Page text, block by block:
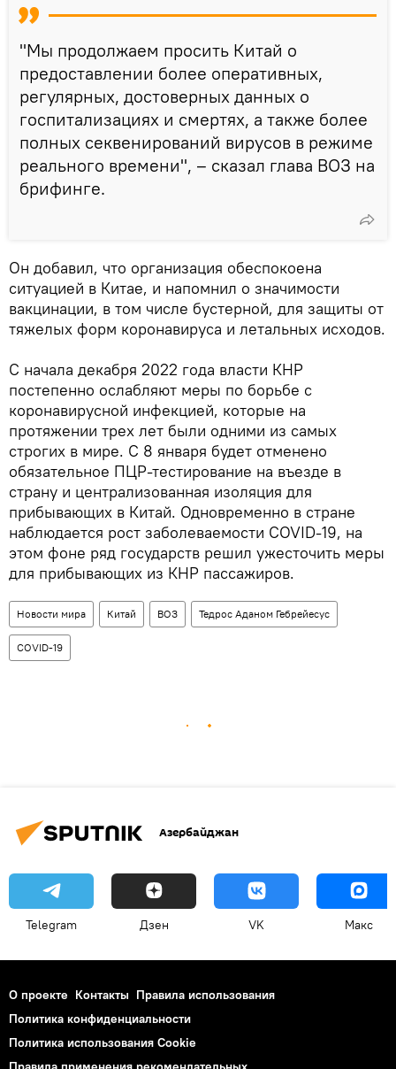
"Мы продолжаем просить Китай о
предоставлении более оперативных,
регулярных, достоверных данных о
госпитализациях и смертях, а также более
полных секвенирований вирусов в режиме
реального времени", – сказал глава ВОЗ на
брифинге.
Он добавил, что организация обеспокоена
ситуацией в Китае, и напомнил о значимости
вакцинации, в том числе бустерной, для защиты от
тяжелых форм коронавируса и летальных исходов.
С начала декабря 2022 года власти КНР
постепенно ослабляют меры по борьбе с
коронавирусной инфекцией, которые на
протяжении трех лет были одними из самых
строгих в мире. С 8 января будет отменено
обязательное ПЦР-тестирование на въезде в
страну и централизованная изоляция для
прибывающих в Китай. Одновременно в стране
наблюдается рост заболеваемости COVID-19, на
этом фоне ряд государств решил ужесточить меры
для прибывающих из КНР пассажиров.
Новости мира Китай ВОЗ Тедрос Аданом Гебрейесус
COVID-19
Азербайджан
Telegram Дзен VK Макс
О проекте Контакты Правила использования
Политика конфиденциальности
Политика использования Cookie